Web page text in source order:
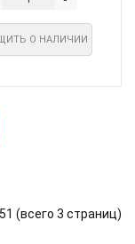
О НАЛИЧИИ
(всего 3 страниц)